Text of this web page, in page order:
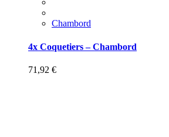
Chambord
4x Coquetiers – Chambord
71,92 €